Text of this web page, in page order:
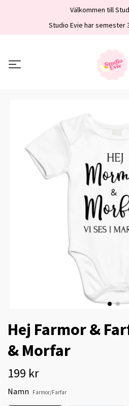
Välkommen till
Studio Evie har semester
Hej Farmor &
& Morfar
199 kr
Namn Farmor/Farfar